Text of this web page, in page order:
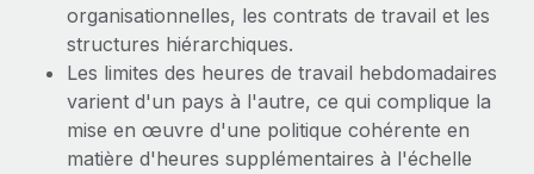
organisationnelles, les contrats de travail et les
structures hiérarchiques.
Les limites des heures de travail hebdomadaires
varient d'un pays à l'autre, ce qui complique la
mise en œuvre d'une politique cohérente en
matière d'heures supplémentaires à l'échelle